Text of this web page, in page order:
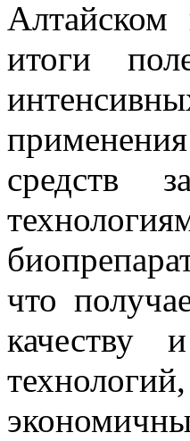
Алтайском
итоги
средств
что
качеству